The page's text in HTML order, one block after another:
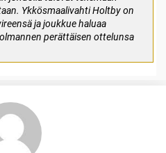
Ykkösmaalivahti Holtby on
ja joukkue haluaa
perättäisen ottelunsa